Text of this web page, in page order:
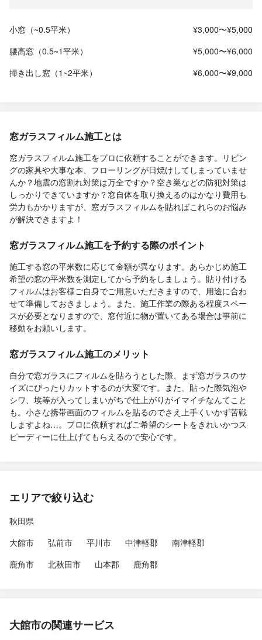
小窓（~0.5平米）
¥3,000〜¥5,000
腰高窓（0.5~1平米）
¥5,000〜¥6,000
掃き出し窓（1~2平米）
¥6,000〜¥9,000
窓ガラスフィルム施工とは
窓ガラスフィルム施工をプロに依頼することができます。リビン
グの家具や大事な本、フローリングが日焼けしてしまっていませ
んか？地震の窓割れ対策は万全ですか？空き巣などの防犯対策は
しっかりできていますか？窓自体を取り換えるのはかなり費用も
労力もかかりますが、窓ガラスフィルムを貼ればこれらのお悩み
が解決できますよ！
窓ガラスフィルム施工を予約する際のポイント
施工する窓の平米数に応じて金額が異なります。あらかじめ施工
希望の窓の平米数を測定してから予約をしましょう。貼り付ける
フィルムはお客様ご自身でご用意いただきますので、用途に合わ
せて準備しておきましょう。また、施工作業の際ある程度スペー
スが必要となりますので、窓付近に物が置いてある場合は事前に
移動をお願いします。
窓ガラスフィルム施工のメリット
自分で窓ガラスにフィルムを貼ろうとした際、まず窓ガラスのサ
イズにぴったりカットするのが大変です。また、貼った際気泡や
シワ、埃等が入ってしまいがちで仕上がりがイマイチなんてこと
も。小さな携帯画面のフィルムを貼るのでさえ上手くいかず苦戦
しますよね…。プロに依頼すればご希望のシートをきれいかつス
ピーディーに仕上げてもらえるので安心です。
エリアで絞り込む
秋田県
大館市
弘前市 平川市 中津軽郡
南津軽郡
鹿角市
北秋田市 山本郡 鹿角郡
大館市の関連サービス